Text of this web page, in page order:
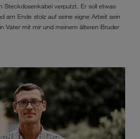
Steckdosenkabel verputzt. Er soll etwas
am Ende stolz auf seine eigne Arbeit sein
Vater mit mir und meinem älteren Bruder